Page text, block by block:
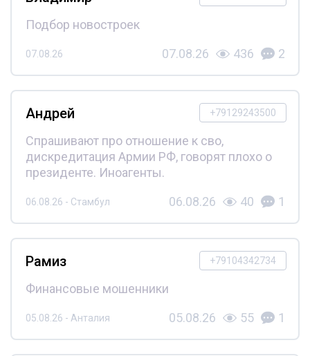
Подбор новостроек
07.08.26 07.08.26 436 2
+79129243500
Андрей
Спрашивают про отношение к сво,
дискредитация Армии РФ, говорят плохо о
президенте. Иноагенты.
06.08.26 - Стамбул 06.08.26 40 1
+79104342734
Рамиз
Финансовые мошенники
05.08.26 - Анталия 05.08.26 55 1